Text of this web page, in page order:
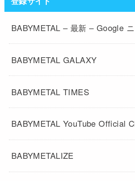
BABYMETAL – 最新 – Google
BABYMETAL GALAXY
BABYMETAL TIMES
BABYMETAL YouTube Official
BABYMETALIZE